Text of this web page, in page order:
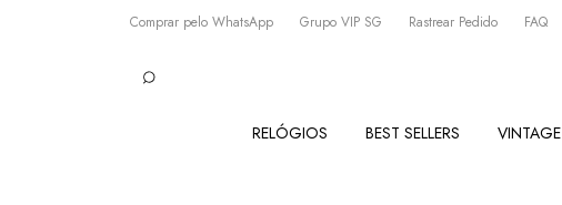
Comprar pelo WhatsApp Grupo VIP SG Rastrear Pedido FAQ
RELÓGIOS BEST SELLERS VINTAGE